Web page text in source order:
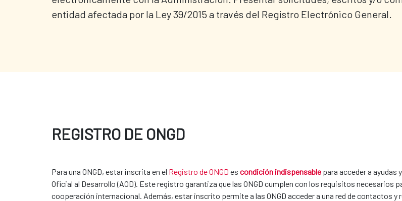
entidad afectada por la Ley 39/2015 a través del Registro Electrónico General.
REGISTRO DE ONGD
Para una ONGD, estar inscrita en el Registro de ONGD es condición indispensable para acceder a ayudas
Oficial al Desarrollo (AOD). Este registro garantiza que las ONGD cumplen con los requisitos
cooperación internacional. Además, estar inscrito permite a las ONGD acceder a una red de contactos